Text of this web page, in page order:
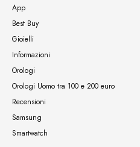
App
Best Buy
Gioielli
Informazioni
Orologi
Orologi Uomo tra 100 e 200 euro
Recensioni
Samsung
Smartwatch